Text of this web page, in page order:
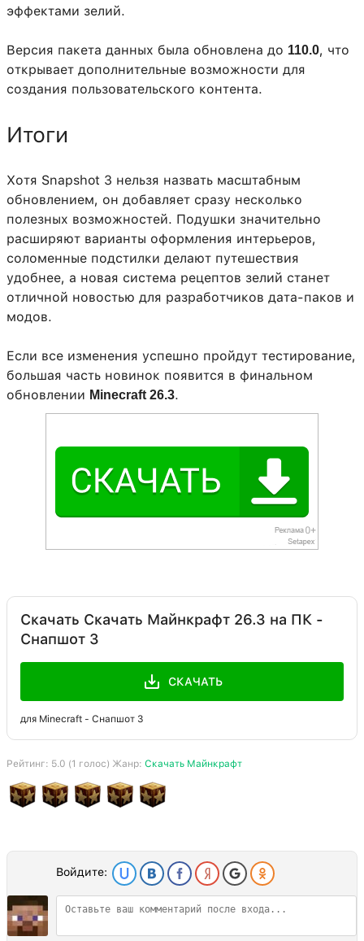
эффектами зелий.
Версия пакета данных была обновлена до 110.0, что
открывает дополнительные возможности для
создания пользовательского контента.
Итоги
Хотя Snapshot 3 нельзя назвать масштабным
обновлением, он добавляет сразу несколько
полезных возможностей. Подушки значительно
расширяют варианты оформления интерьеров,
соломенные подстилки делают путешествия
удобнее, а новая система рецептов зелий станет
отличной новостью для разработчиков дата-паков и
модов.
Если все изменения успешно пройдут тестирование,
большая часть новинок появится в финальном
обновлении Minecraft 26.3.
Скачать Скачать Майнкрафт 26.3 на ПК -
Снапшот 3
СКАЧАТЬ
для Minecraft - Снапшот 3
Рейтинг: 5.0 (1 голос) Жанр: Скачать Майнкрафт
Войдите: